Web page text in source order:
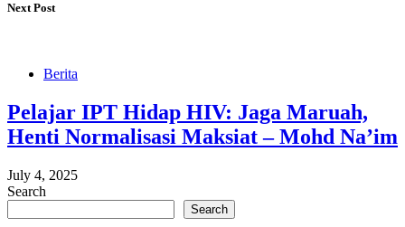
Next Post
Berita
Pelajar IPT Hidap HIV: Jaga Maruah,
Henti Normalisasi Maksiat – Mohd Na’im
July 4, 2025
Search
Search